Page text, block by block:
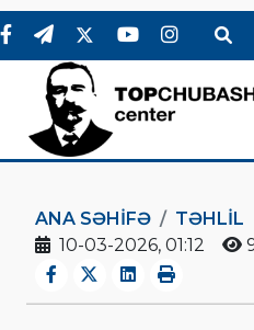
ANA SƏHIFƏ
TƏHLİL
10-03-2026, 01:12